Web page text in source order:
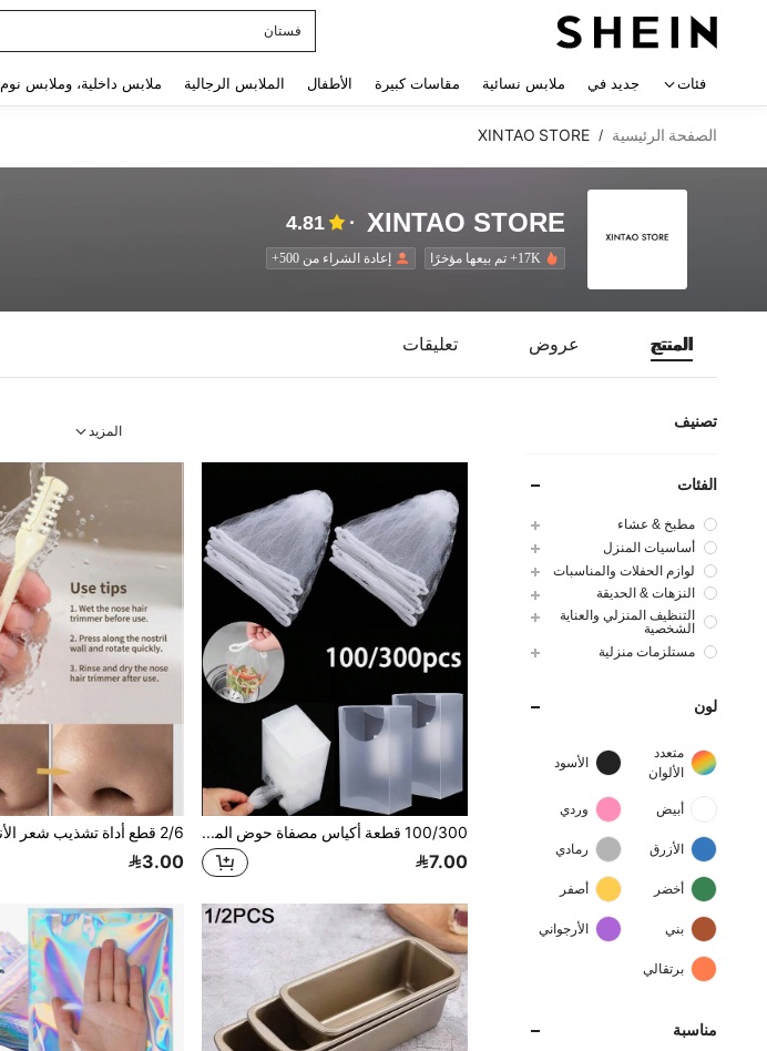
Squishy
فئات جديد في ملابس نسائية مقاسات كبيرة الأطفال الملابس الرجالية ملابس داخلية، وملابس نوم
الصفحة الرئيسية /
XINTAO STORE
XINTAO STORE
4.81
17K+ تم بيعها مؤخرًا إعادة الشراء من 500+
المنتج عروض تعليقات
تصنيف
الفئات
مطبخ & عشاء
أساسيات المنزل
لوازم الحفلات والمناسبات
النزهات & الحديقة
التنظيف المنزلي والعناية
الشخصية
مستلزمات منزلية
لون
متعدد
الألوان
الأسود
أبيض وردي
الأزرق رمادي
أخضر أصفر
بني الأرجواني
برتقالي
مناسبة
المزيد
100/300 قطعة أكياس مصفاة حوض المطبخ القابلة للتخلص منها مع صندوق تخزين، أكياس فلتر حوض شبكية مرنة، مصفاة حوض، تصفية الشعر الدقيقة، مناسبة لجميع فتحات التصريف، جمع نفايات الطعام في المطبخ، المطبخ، الحمام
7.00
3.00